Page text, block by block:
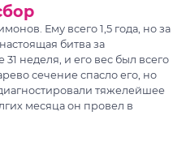
Ему всего 1,5 года, но за
битва за
неделя, и его вес был всего
сечение спасло его, но
тяжелейшее
месяца он провел в